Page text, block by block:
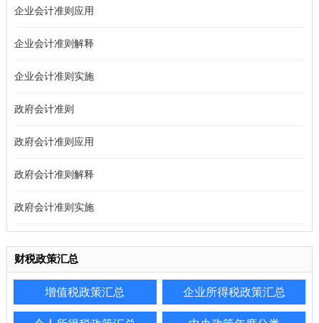
企业会计准则应用
企业会计准则解释
企业会计准则实施
政府会计准则
政府会计准则应用
政府会计准则解释
政府会计准则实施
财税政策汇总
增值税政策汇总 企业所得税政策汇总